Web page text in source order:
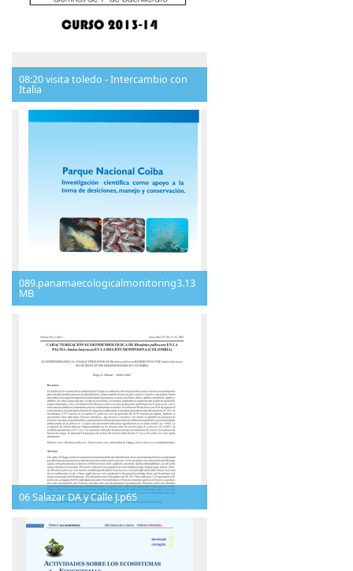
08:20 visita toledo - Intercambio con
Italia
089.panamaecologicalmonitoring3.13
MB
06 Salazar DA y Calle J.p65